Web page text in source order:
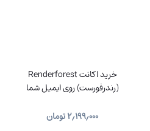
خرید اکانت Renderforest
(رندرفورست) روی ایمیل شما
۲٫۱۹۹٫۰۰۰تومان